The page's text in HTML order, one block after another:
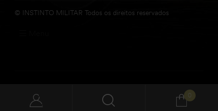
© INSTINTO MILITAR Todos os direitos reservados
0